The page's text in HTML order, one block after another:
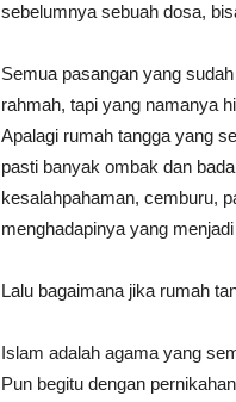
sebelumnya sebuah dosa,
Semua pasangan yang
rahmah, tapi yang namanya
Apalagi rumah tangga yang
pasti banyak ombak dan
kesalahpahaman, cemburu,
menghadapinya yang
Lalu bagaimana jika rumah
Islam adalah agama yang
Pun begitu dengan